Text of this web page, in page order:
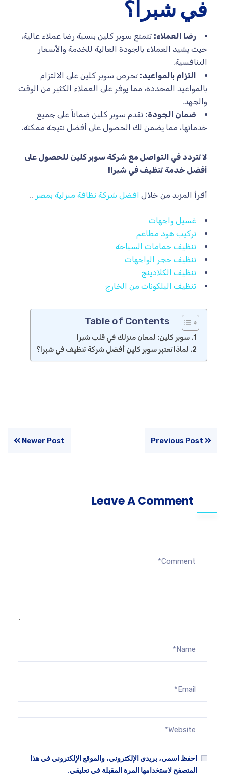
في شبرا؟
رضا العملاء: تتمتع سوبر كلين بنسبة رضا عملاء عالية،
حيث يشيد العملاء بالجودة العالية للخدمة والأسعار
التنافسية.
التزام بالمواعيد: تحرص سوبر كلين على الالتزام
بالمواعيد المحددة، مما يوفر على العملاء الكثير من الوقت
والجهد.
ضمان الجودة: تقدم سوبر كلين ضماناً على جميع
خدماتها، مما يضمن لك الحصول على أفضل نتيجة ممكنة.
لا تتردد في التواصل مع شركة سوبر كلين للحصول على
أفضل خدمة تنظيف في شبرا!
أقرأ المزيد من خلال افضل شركة نظافة منزلية بمصر ..
غسيل واجهات
تركيب هود مطاعم
تنظيف حمامات السباحة
تنظيف حجر الواجهات
تنظيف الكلادينج
تنظيف البلكونات من الخارج
Table of Contents
سوبر كلين: لمعان منزلك في قلب شبرا
لماذا تعتبر سوبر كلين أفضل شركة تنظيف في شبرا؟
Newer Post
Leave A Comment
احفظ اسمي، بريدي الإلكتروني، والموقع الإلكتروني في هذا
المتصفح لاستخدامها المرة المقبلة في تعليقي.